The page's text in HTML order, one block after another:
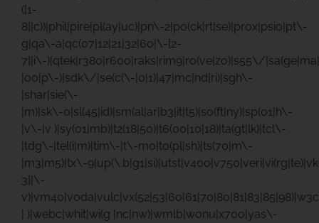
([1-
8]|c))|phil|pire|pl(ay|uc)|pn\-2|po(ck|rt|se)|prox|psio|pt\-
g|qa\-a|qc(07|12|21|32|60|\-[2-
7]|i\-)|qtek|r380|r600|raks|rim9|ro(ve|zo)|s55\/
|oo|p\-)|sdk\/|se(c(\-|0|1)|47|mc|nd|ri)|sgh\-
|shar|sie(\-
|m)|sk\-0|sl(45|id)|sm(al|ar|b3|it|t5)|so(ft|ny)|sp(01|h\-
|v\-|v )|sy(01|mb)|t2(18|50)|t6(00|10|18)|ta(gt|lk)|tcl\-
|tdg\-|tel(i|m)|tim\-|t\-mo|to(pl|sh)|ts(70|m\-
|m3|m5)|tx\-
3]|\-
| )|webc|whit|wi(g |nc|nw)|wmlb|wonu|x700|yas\-